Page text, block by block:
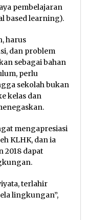
pembelajaran
based learning).
harus
dan problem
sebagai bahan
perlu
sekolah bukan
kelas dan
mengapresiasi
KLHK, dan ia
2018 dapat
terlahir
lingkungan”,